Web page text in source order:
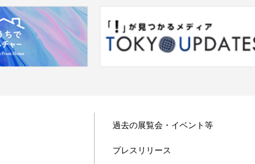
過去の展覧会・イベント等
プレスリリース